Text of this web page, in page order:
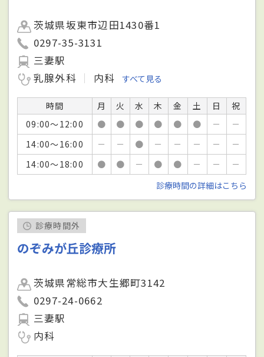
茨城県坂東市辺田1430番1
0297-35-3131
三妻駅
乳腺外科
内科 すべて見る
時間 月 火 水 木 金 土 日
祝
09:00～12:00
● ● ● ● ● ● －
－
14:00～16:00
－ － ● － － － －
－
14:00～18:00
● ● － ● ● － －
－
診療時間の詳細はこちら
診療時間外
のぞみが丘診療所
茨城県常総市大生郷町3142
0297-24-0662
三妻駅
内科